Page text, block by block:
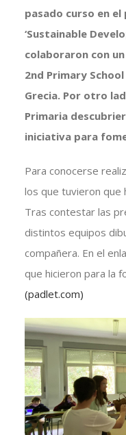
pasado curso en el
‘Sustainable
colaboraron con
2nd Primary
Grecia. Por otro
Primaria
iniciativa para
Para conocerse
los que tuvieron que
Tras contestar las
distintos equipos
compañera. En el
que hicieron para la
(padlet.com)